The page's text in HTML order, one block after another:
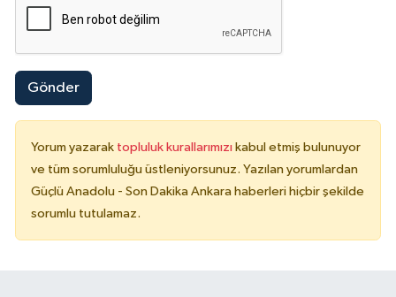
Gönder
Yorum yazarak topluluk kurallarımızı kabul etmiş bulunuyor
ve tüm sorumluluğu üstleniyorsunuz. Yazılan yorumlardan
Güçlü Anadolu - Son Dakika Ankara haberleri hiçbir şekilde
sorumlu tutulamaz.